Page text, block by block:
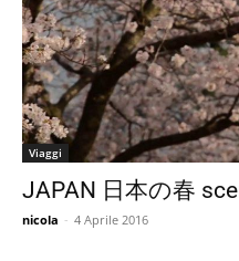
Viaggi
JAPAN 日本の春
nicola - 4 Aprile 2016